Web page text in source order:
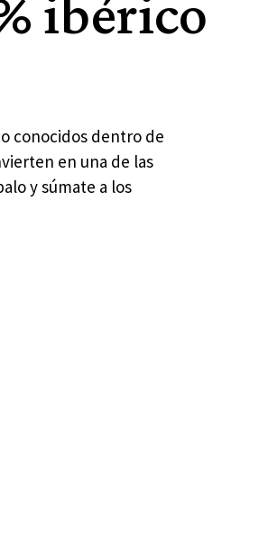
ibérico
conocidos dentro de
en una de las
y súmate a los